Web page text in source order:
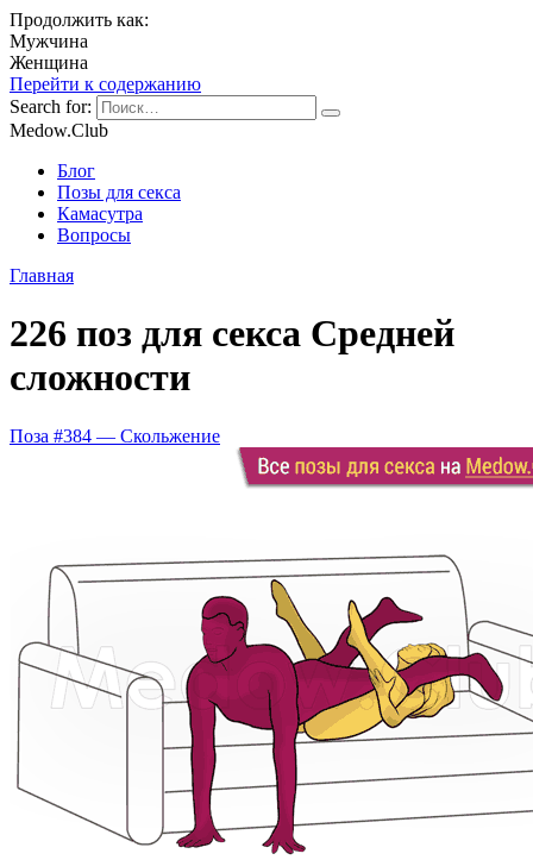
Продолжить как:
Мужчина
Женщина
Перейти к содержанию
Search for:
Medow.Club
Блог
Позы для секса
Камасутра
Вопросы
Главная
226 поз для секса Средней
сложности
Поза #384 — Скольжение